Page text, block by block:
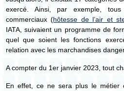
exercé. Ainsi, par exemple,
commerciaux (hôtesse de l’air et
IATA, suivaient un programme de
quel que soient les fonctions
relation avec les marchandises
A compter du 1er janvier 2023, tout
En effet, ce ne sera plus le métier